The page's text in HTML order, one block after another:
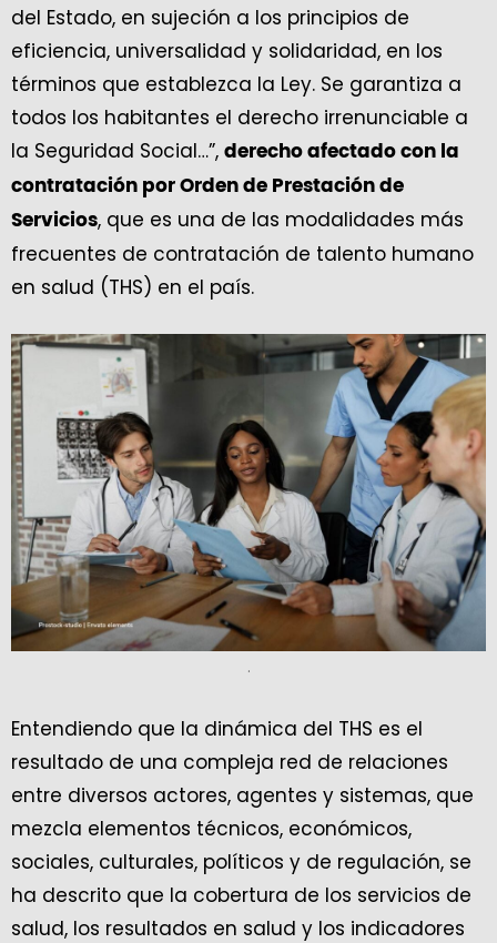
del Estado, en sujeción a los principios de
eficiencia, universalidad y solidaridad, en los
términos que establezca la Ley. Se garantiza a
todos los habitantes el derecho irrenunciable a
la Seguridad Social…”, derecho afectado con la
contratación por Orden de Prestación de
Servicios, que es una de las modalidades más
frecuentes de contratación de talento humano
en salud (THS) en el país.
.
Entendiendo que la dinámica del THS es el
resultado de una compleja red de relaciones
entre diversos actores, agentes y sistemas, que
mezcla elementos técnicos, económicos,
sociales, culturales, políticos y de regulación, se
ha descrito que la cobertura de los servicios de
salud, los resultados en salud y los indicadores